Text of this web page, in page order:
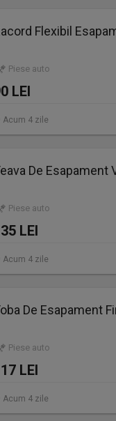
Flexibil
Piese auto
LEI
Acum 4 zile
De Esapament
Piese auto
LEI
Acum 4 zile
De Esapament
Piese auto
LEI
Acum 4 zile